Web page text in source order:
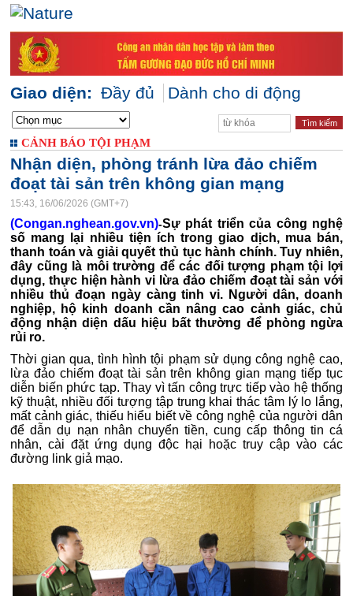
Giao diện: Đầy đủ Dành cho di động
CẢNH BÁO TỘI PHẠM
Nhận diện, phòng tránh lừa đảo chiếm
đoạt tài sản trên không gian mạng
15:43, 16/06/2026 (GMT+7)
(Congan.nghean.gov.vn)-Sự phát triển của công nghệ
số mang lại nhiều tiện ích trong giao dịch, mua bán,
thanh toán và giải quyết thủ tục hành chính. Tuy nhiên,
đây cũng là môi trường để các đối tượng phạm tội lợi
dụng, thực hiện hành vi lừa đảo chiếm đoạt tài sản với
nhiều thủ đoạn ngày càng tinh vi. Người dân, doanh
nghiệp, hộ kinh doanh cần nâng cao cảnh giác, chủ
động nhận diện dấu hiệu bất thường để phòng ngừa
rủi ro.
Thời gian qua, tình hình tội phạm sử dụng công nghệ cao,
lừa đảo chiếm đoạt tài sản trên không gian mạng tiếp tục
diễn biến phức tạp. Thay vì tấn công trực tiếp vào hệ thống
kỹ thuật, nhiều đối tượng tập trung khai thác tâm lý lo lắng,
mất cảnh giác, thiếu hiểu biết về công nghệ của người dân
để dẫn dụ nạn nhân chuyển tiền, cung cấp thông tin cá
nhân, cài đặt ứng dụng độc hại hoặc truy cập vào các
đường link giả mạo.